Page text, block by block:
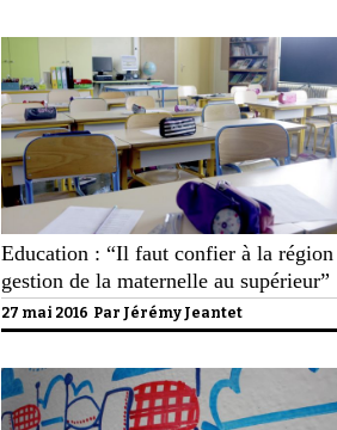
Education : “Il faut confier à la
gestion de la maternelle au supérieur”
27 mai 2016 Par Jérémy Jeantet